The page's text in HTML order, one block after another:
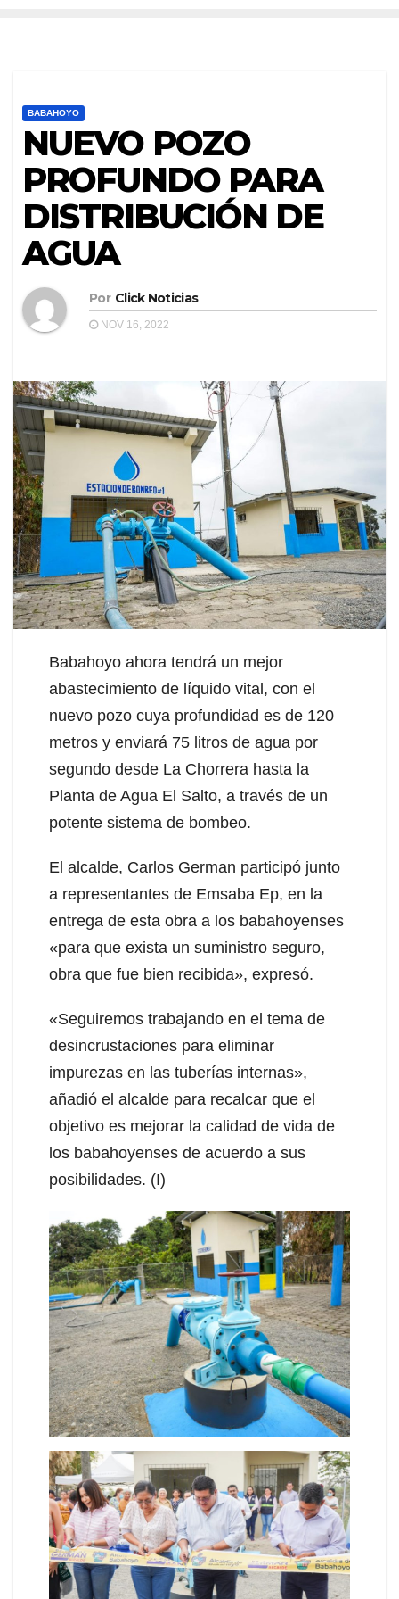
BABAHOYO
NUEVO POZO
PROFUNDO PARA
DISTRIBUCIÓN DE
AGUA
Por Click Noticias
NOV 16, 2022
Babahoyo ahora tendrá un mejor
abastecimiento de líquido vital, con el
nuevo pozo cuya profundidad es de 120
metros y enviará 75 litros de agua por
segundo desde La Chorrera hasta la
Planta de Agua El Salto, a través de un
potente sistema de bombeo.
El alcalde, Carlos German participó junto
a representantes de Emsaba Ep, en la
entrega de esta obra a los babahoyenses
«para que exista un suministro seguro,
obra que fue bien recibida», expresó.
«Seguiremos trabajando en el tema de
desincrustaciones para eliminar
impurezas en las tuberías internas»,
añadió el alcalde para recalcar que el
objetivo es mejorar la calidad de vida de
los babahoyenses de acuerdo a sus
posibilidades. (I)